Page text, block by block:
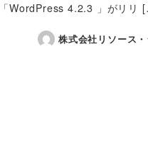
「WordPress 4.2.3 」がリリ
株式会社リソース